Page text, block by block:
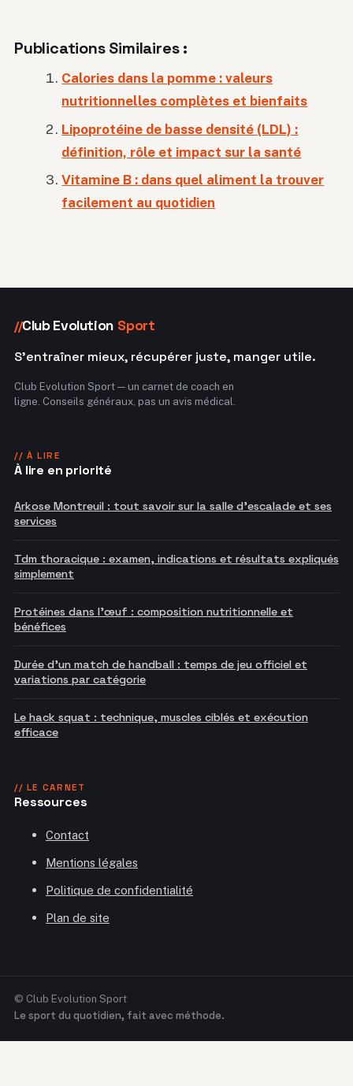
Publications Similaires :
Calories dans la pomme : valeurs
nutritionnelles complètes et bienfaits
Lipoprotéine de basse densité (LDL) :
définition, rôle et impact sur la santé
Vitamine B : dans quel aliment la trouver
facilement au quotidien
//Club Evolution Sport
S'entraîner mieux, récupérer juste, manger utile.
Club Evolution Sport — un carnet de coach en
ligne. Conseils généraux, pas un avis médical.
// À LIRE
À lire en priorité
Arkose Montreuil : tout savoir sur la salle d'escalade et ses
services
Tdm thoracique : examen, indications et résultats expliqués
simplement
Protéines dans l'œuf : composition nutritionnelle et
bénéfices
Durée d'un match de handball : temps de jeu officiel et
variations par catégorie
Le hack squat : technique, muscles ciblés et exécution
efficace
// LE CARNET
Ressources
Contact
Mentions légales
Politique de confidentialité
Plan de site
© Club Evolution Sport
Le sport du quotidien, fait avec méthode.